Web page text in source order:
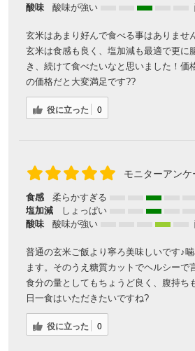
酸味
酸味が強い
玄米はあまり好んで食べる事はありませ
玄米は食感も良く、塩加減も最適で更に
き、続けて食べたいなと思いました！価
の価格だと大変満足です??
役に立った 0
モニターアン
食感 柔らかすぎる
塩加減
しょっぱい
酸味
酸味が強い
普通の玄米ご飯より寧ろ美味しいです♪
ます。そのうえ糖質カットでヘルシーで
食分の量としてもちょうど良く、腹持ち
日一食はいただきたいですね?
役に立った 0